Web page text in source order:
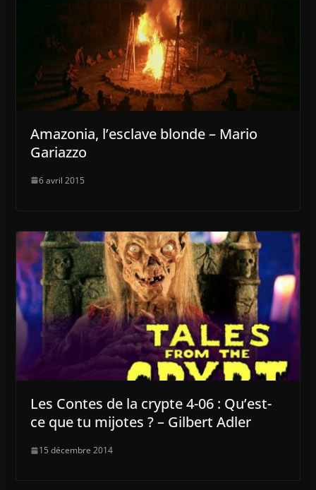
Amazonia, l’esclave blonde – Mario
Gariazzo
6 avril 2015
Les Contes de la crypte 4-06 : Qu’est-
ce que tu mijotes ? – Gilbert Adler
15 décembre 2014